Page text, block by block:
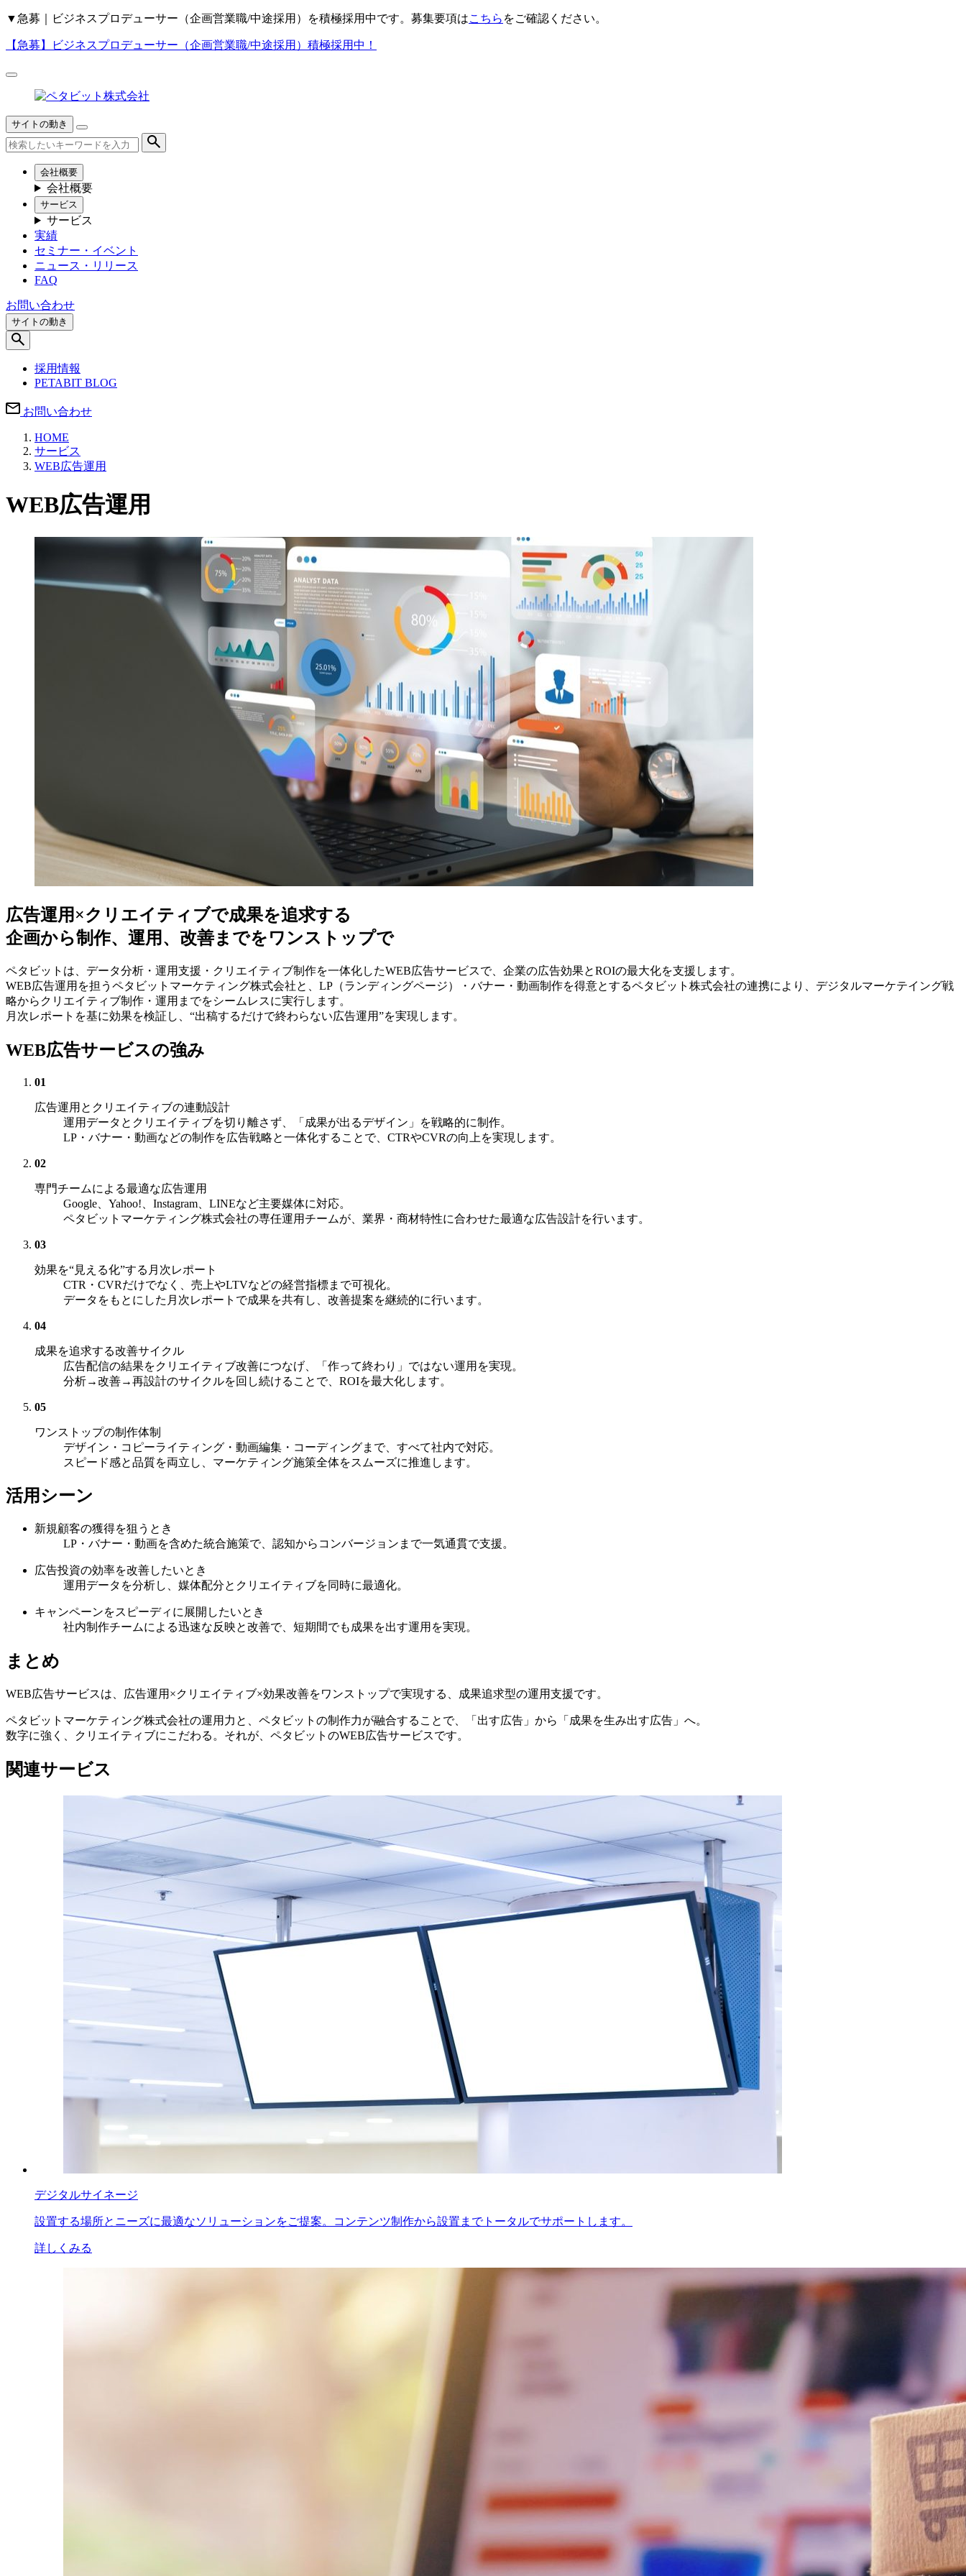
▼ 急募｜ビジネスプロデューサー（企画営業職/中途採用）を積極採用中です。募集要項はこちら をご確認ください。
【急募】 ビジネスプロデューサー（企画営業職/中途採用）積極採用中！
サイトの動き
会社概要
会社概要
サービス
サービス
実績
セミナー・イベント
ニュース・リリース
FAQ
お問い合わせ
サイトの動き
採用情報
PETABIT BLOG
お問い合わせ
HOME
サービス
WEB広告運用
WEB広告運用
広告運用×クリエイティブで成果を追求する
企画から制作、運用、改善までをワンストップで
ペタビットは、データ分析・運用支援・クリエイティブ制作を一体化したWEB広告サービスで、企業の広告効果とROIの最大化を支援します。
WEB広告運用を担うペタビットマーケティング株式会社と、LP（ランディングページ）・バナー・動画制作を得意とするペタビット株式会社の連携により、デジタルマーケテイング戦
略からクリエイティブ制作・運用までをシームレスに実行します。
月次レポートを基に効果を検証し、“出稿するだけで終わらない広告運用”を実現します。
WEB広告サービスの強み
01
広告運用とクリエイティブの連動設計
運用データとクリエイティブを切り離さず、「成果が出るデザイン」を戦略的に制作。
LP・バナー・動画などの制作を広告戦略と一体化することで、CTRやCVRの向上を実現します。
02
専門チームによる最適な広告運用
Google、Yahoo!、Instagram、LINEなど主要媒体に対応。
ペタビットマーケティング株式会社の専任運用チームが、業界・商材特性に合わせた最適な広告設計を行います。
03
効果を“見える化”する月次レポート
CTR・CVRだけでなく、売上やLTVなどの経営指標まで可視化。
データをもとにした月次レポートで成果を共有し、改善提案を継続的に行います。
04
成果を追求する改善サイクル
広告配信の結果をクリエイティブ改善につなげ、「作って終わり」ではない運用を実現。
分析→改善→再設計のサイクルを回し続けることで、ROIを最大化します。
05
ワンストップの制作体制
デザイン・コピーライティング・動画編集・コーディングまで、すべて社内で対応。
スピード感と品質を両立し、マーケティング施策全体をスムーズに推進します。
活用シーン
新規顧客の獲得を狙うとき
LP・バナー・動画を含めた統合施策で、認知からコンバージョンまで一気通貫で支援。
広告投資の効率を改善したいとき
運用データを分析し、媒体配分とクリエイティブを同時に最適化。
キャンペーンをスピーディに展開したいとき
社内制作チームによる迅速な反映と改善で、短期間でも成果を出す運用を実現。
まとめ
WEB広告サービスは、広告運用×クリエイティブ×効果改善をワンストップで実現する、成果追求型の運用支援です。
ペタビットマーケティング株式会社の運用力と、ペタビットの制作力が融合することで、「出す広告」から「成果を生み出す広告」へ。
数字に強く、クリエイティブにこだわる。それが、ペタビットのWEB広告サービスです。
関連サービス
デジタルサイネージ
設置する場所とニーズに最適なソリューションをご提案。コンテンツ制作から設置までトータルでサポートします。
詳しくみる